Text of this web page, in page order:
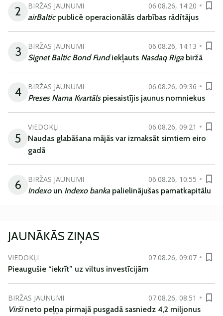
2 BIRŽAS JAUNUMI
06.08.26, 14:20
airBalticpublicē operacionālās darbības rādītājus
3 BIRŽAS JAUNUMI
06.08.26, 14:13
Signet Baltic Bond Fundiekļauts Nasdaq Riga biržā
4 BIRŽAS JAUNUMI
06.08.26, 09:36
Preses Nama Kvartāls piesaistījis jaunus nomniekus
5
VIEDOKĻI
06.08.26, 09:21
Naudas glabāšana mājās var izmaksāt simtiem eiro
gadā
6 BIRŽAS JAUNUMI
06.08.26, 10:55
Indexoun Indexo banka palielinājušas pamatkapitālu
JAUNĀKĀS ZIŅAS
VIEDOKĻI
07.08.26, 09:07
Pieaugušie “iekrīt” uz viltus investīcijām
BIRŽAS JAUNUMI
07.08.26, 08:51
Viršineto peļņa pirmajā pusgadā sasniedz 4,2 miljonus